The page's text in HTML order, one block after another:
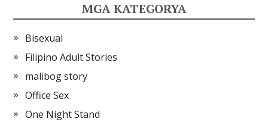
MGA KATEGORYA
Bisexual
Filipino Adult Stories
malibog story
Office Sex
One Night Stand